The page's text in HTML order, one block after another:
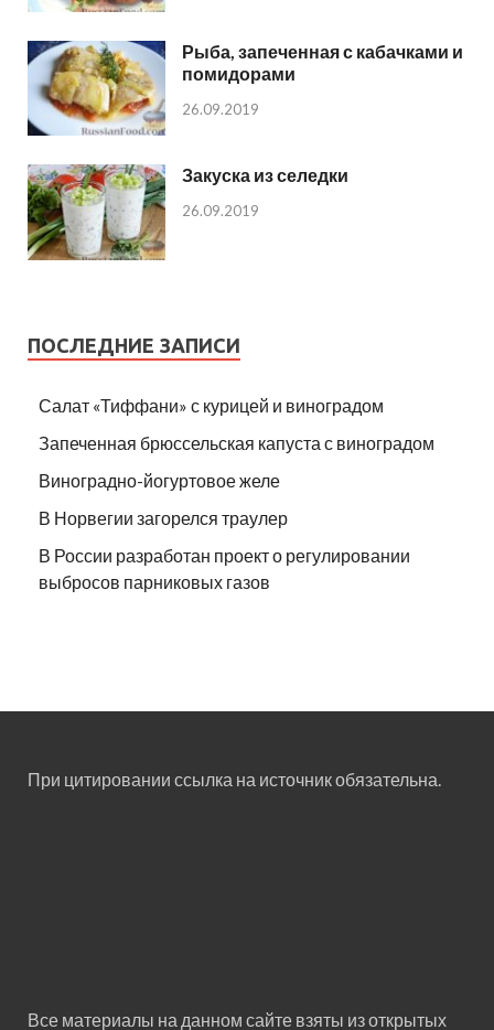
Рыба, запеченная с кабачками и
помидорами
26.09.2019
Закуска из селедки
26.09.2019
ПОСЛЕДНИЕ ЗАПИСИ
Салат «Тиффани» с курицей и виноградом
Запеченная брюссельская капуста с виноградом
Виноградно-йогуртовое желе
В Норвегии загорелся траулер
В России разработан проект о регулировании
выбросов парниковых газов
При цитировании ссылка на источник обязательна.
Все материалы на данном сайте взяты из открытых